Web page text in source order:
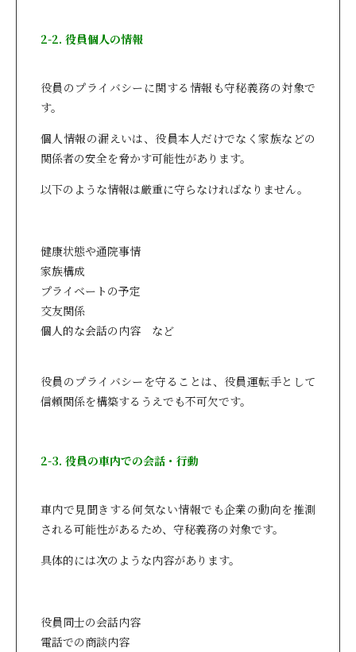
2-2. 役員個人の情報
役員のプライバシーに関する情報も守秘義務の対象で
す。
個人情報の漏えいは、役員本人だけでなく家族などの
関係者の安全を脅かす可能性があります。
以下のような情報は厳重に守らなければなりません。
健康状態や通院事情
家族構成
プライベートの予定
交友関係
個人的な会話の内容 など
役員のプライバシーを守ることは、役員運転手として
信頼関係を構築するうえでも不可欠です。
2-3. 役員の車内での会話・行動
車内で見聞きする何気ない情報でも企業の動向を推測
される可能性があるため、守秘義務の対象です。
具体的には次のような内容があります。
役員同士の会話内容
電話での商談内容